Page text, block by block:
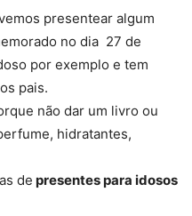
presentear algum
no dia 27 de
por exemplo e tem
pais.
não dar um livro ou
hidratantes,
de presentes para idosos